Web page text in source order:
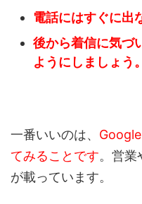
電話にはすぐに出
後から着信に気づ
ようにしましょう。
一番いいのは、
てみることです。営業
が載っています。